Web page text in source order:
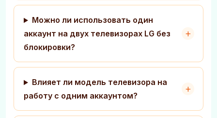
Можно ли использовать один
аккаунт на двух телевизорах LG без
блокировки?
Влияет ли модель телевизора на
работу с одним аккаунтом?